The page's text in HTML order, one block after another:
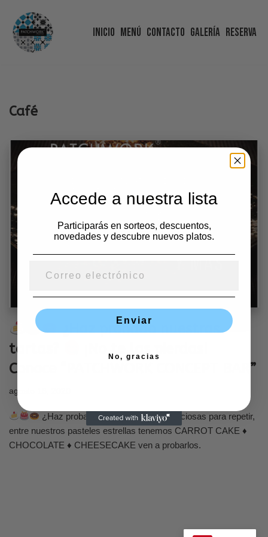
Saltar
Inicio Menú Contacto Galería Reserva
Café
¿Haz probado nuestras
tartas?
Conoce “PATCHWORK CONCEPT BAR”
agosto 18, 2020
¿Haz probado nuestras tartas? Deliciosas para repetir,
entre nuestros pasteles estrellas tenemos CARROT CAKE ♦
CHOCOLATE ♦ CHEESECAKE ven a probarlos.
Accede a nuestra lista
Participarás en sorteos, descuentos,
novedades y descubre nuevos platos.
Enviar
No, gracias